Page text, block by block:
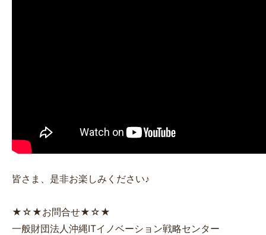
皆さま、是非お楽しみください♪
★☆★お問合せ★☆★
一般財団法人沖縄ITイノベーション戦略センター